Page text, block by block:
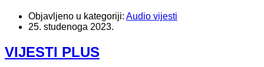
Objavljeno u kategoriji: Audio vijesti
25. studenoga 2023.
VIJESTI PLUS